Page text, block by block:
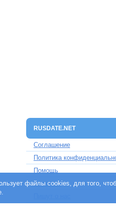
RUSDATE.NET
Соглашение
Политика
Помощь
Контакты
файлы cookies, для того,